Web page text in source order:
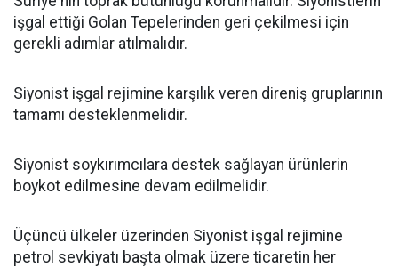
işgal ettiği Golan Tepelerinden geri çekilmesi için
gerekli adımlar atılmalıdır.
Siyonist işgal rejimine karşılık veren direniş gruplarının
tamamı desteklenmelidir.
Siyonist soykırımcılara destek sağlayan ürünlerin
boykot edilmesine devam edilmelidir.
Üçüncü ülkeler üzerinden Siyonist işgal rejimine
petrol sevkiyatı başta olmak üzere ticaretin her